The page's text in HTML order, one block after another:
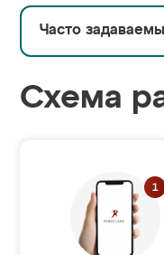
Часто
Схема